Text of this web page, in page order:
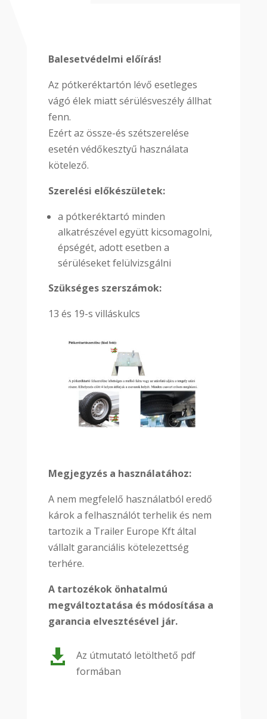
Balesetvédelmi előírás!
Az pótkeréktartón lévő esetleges
vágó élek miatt sérülésveszély állhat
fenn.
Ezért az össze-és szétszerelése
esetén védőkesztyű használata
kötelező.
Szerelési előkészületek:
a pótkeréktartó minden
alkatrészével együtt kicsomagolni,
épségét, adott esetben a
sérüléseket felülvizsgálni
Szükséges szerszámok:
13 és 19-s villáskulcs
Megjegyzés a használatához:
A nem megfelelő használatból eredő
károk a felhasználót terhelik és nem
tartozik a Trailer Europe Kft által
vállalt garanciális kötelezettség
terhére.
A tartozékok önhatalmú
megváltoztatása és módosítása a
garancia elvesztésével jár.

Az útmutató letölthető pdf
formában